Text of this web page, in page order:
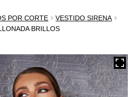
POR CORTE
VESTIDO SIRENA
BRILLOS